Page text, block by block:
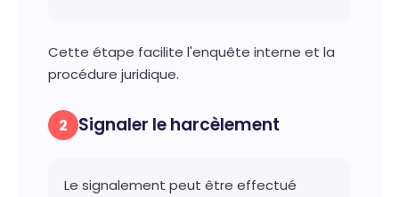
Cette étape facilite l'enquête interne et la
procédure juridique.
2 Signaler le harcèlement
Le signalement peut être effectué